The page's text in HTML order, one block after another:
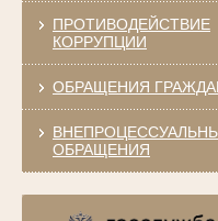
ПРОТИВОДЕЙСТВИЕ
КОРРУПЦИИ
ОБРАЩЕНИЯ
ОБРАЩЕНИЯ